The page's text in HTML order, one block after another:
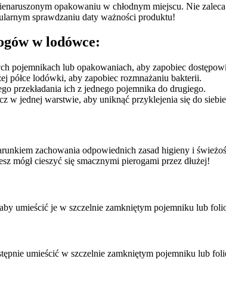
opakowaniu w chłodnym miejscu. Nie
sprawdzaniu daty ważności produktu!
w lodówce:
pojemnikach lub opakowaniach, aby zapobiec
półce lodówki, aby zapobiec rozmnażaniu bakterii.
przekładania ich z jednego pojemnika do drugiego.
w jednej warstwie, aby uniknąć przyklejenia się do
zachowania odpowiednich zasad higieny i
mógł cieszyć się smacznymi pierogami przez dłużej!
umieścić je w szczelnie zamkniętym pojemniku lub
umieścić w szczelnie zamkniętym pojemniku lub